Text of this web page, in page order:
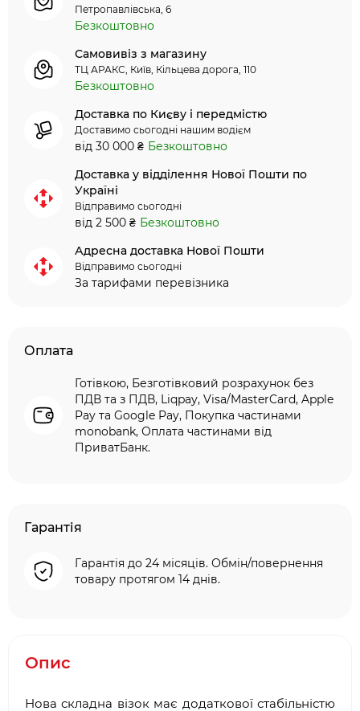
Петропавлівська, 6
Безкоштовно
Самовивіз з магазину
ТЦ АРАКС, Київ, Кільцева дорога, 110
Безкоштовно
Доставка по Києву і передмістю
Доставимо сьогодні нашим водієм
від 30 000 ₴ Безкоштовно
Доставка у відділення Нової Пошти по
Україні
Відправимо сьогодні
від 2 500 ₴ Безкоштовно
Адресна доставка Нової Пошти
Відправимо сьогодні
За тарифами перевізника
Оплата
Готівкою, Безготівковий розрахунок без
ПДВ та з ПДВ, Liqpay, Visa/MasterCard, Apple
Pay та Google Pay, Покупка частинами
monobank, Оплата частинами від
ПриватБанк.
Гарантія
Гарантія до 24 місяців. Обмін/повернення
товару протягом 14 днів.
Опис
Нова складна візок має додаткової стабільністю